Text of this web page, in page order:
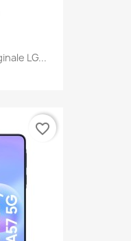
LG...
favorite_border